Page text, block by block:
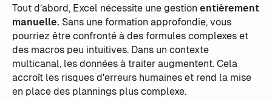
Tout d’abord, Excel nécessite une gestion entièrement
manuelle. Sans une formation approfondie, vous
pourriez être confronté à des formules complexes et
des macros peu intuitives. Dans un contexte
multicanal, les données à traiter augmentent. Cela
accroît les risques d'erreurs humaines et rend la mise
en place des plannings plus complexe.